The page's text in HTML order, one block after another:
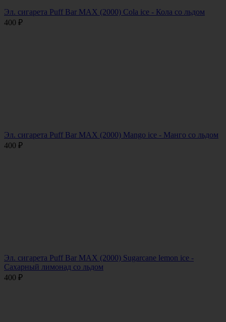
Эл. сигарета Puff Bar MAX (2000) Cola ice - Кола со льдом
400 ₽
Эл. сигарета Puff Bar MAX (2000) Mango ice - Манго со льдом
400 ₽
Эл. сигарета Puff Bar MAX (2000) Sugarcane lemon ice -
Сахарный лимонад со льдом
400 ₽